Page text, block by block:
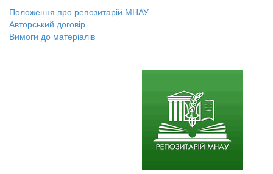
Положення про репозитарій МНАУ
Авторський договір
Вимоги до матеріалів